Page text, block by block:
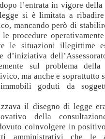
l’entrata in vigore
si è limitata a ribadire
mancando però di
procedure
le situazioni illegittime
d’iniziativa
sul problema
ma anche e soprattutto
goduti da
il disegno di legge
della
coinvolgere in
amministrativi che le